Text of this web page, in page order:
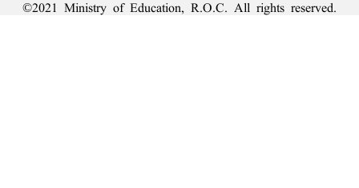
©2021 Ministry of Education, R.O.C. All rights reserved.